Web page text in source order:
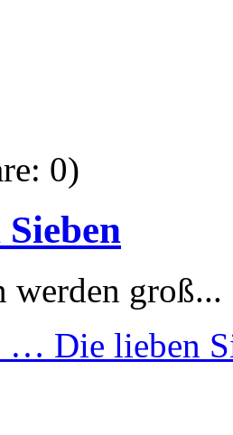
0)
werden groß...
… Die lieben